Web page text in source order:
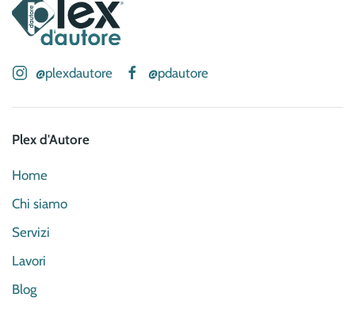
@plexdautore @pdautore
Plex d'Autore
Home
Chi siamo
Servizi
Lavori
Blog